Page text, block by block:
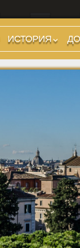
ИСТОРИЯ
Предыстория
Царский период
Империя.
(27 г до н.э. — 284
н.э.)
Империя.
(284-476 гг)
Темные Века.
Темные Века.
Экзархат
Средневековье